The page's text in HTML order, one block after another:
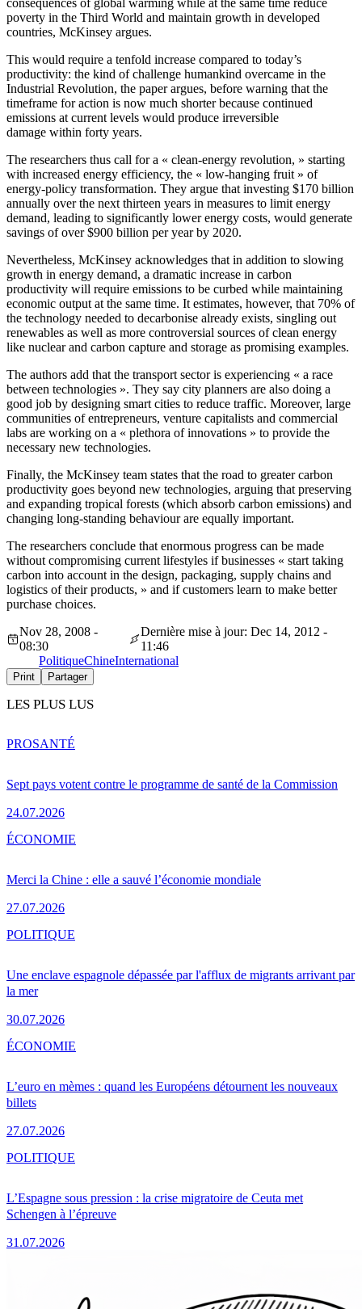
consequences of global warming while at the same time reduce
poverty in the Third World and maintain growth in developed
countries, McKinsey argues.
This would require a tenfold increase compared to today’s
productivity: the kind of challenge humankind overcame in the
Industrial Revolution, the paper argues, before warning that the
timeframe for action is now much shorter because continued
emissions at current levels would produce irreversible
damage within forty years.
The researchers thus call for a « clean-energy revolution, » starting
with increased energy efficiency, the « low-hanging fruit » of
energy-policy transformation. They argue that investing $170 billion
annually over the next thirteen years in measures to limit energy
demand, leading to significantly lower energy costs, would generate
savings of over $900 billion per year by 2020.
Nevertheless, McKinsey acknowledges that in addition to slowing
growth in energy demand, a dramatic increase in carbon
productivity will require emissions to be curbed while maintaining
economic output at the same time. It estimates, however, that 70% of
the technology needed to decarbonise already exists, singling out
renewables as well as more controversial sources of clean energy
like nuclear and carbon capture and storage as promising examples.
The authors add that the transport sector is experiencing « a race
between technologies ». They say city planners are also doing a
good job by designing smart cities to reduce traffic. Moreover, large
communities of entrepreneurs, venture capitalists and commercial
labs are working on a « plethora of innovations » to provide the
necessary new technologies.
Finally, the McKinsey team states that the road to greater carbon
productivity goes beyond new technologies, arguing that preserving
and expanding tropical forests (which absorb carbon emissions) and
changing long-standing behaviour are equally important.
The researchers conclude that enormous progress can be made
without compromising current lifestyles if businesses « start taking
carbon into account in the design, packaging, supply chains and
logistics of their products, » and if customers learn to make better
purchase choices.
Nov 28, 2008 -
08:30
Dernière mise à jour: Dec 14, 2012 -
11:46
PolitiqueChineInternational
Print Partager
LES PLUS LUS
Sept pays votent contre le programme de santé de la Commission
24.07.2026
PROSANTÉ
Merci la Chine : elle a sauvé l’économie mondiale
27.07.2026
ÉCONOMIE
Une enclave espagnole dépassée par l'afflux de migrants arrivant par
la mer
30.07.2026
POLITIQUE
L’euro en mèmes : quand les Européens détournent les nouveaux
billets
27.07.2026
ÉCONOMIE
L’Espagne sous pression : la crise migratoire de Ceuta met
Schengen à l’épreuve
31.07.2026
POLITIQUE